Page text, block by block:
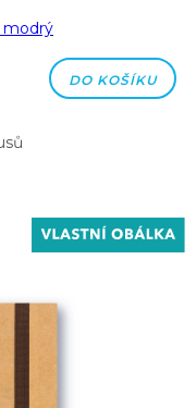
modrý
DO KOŠÍKU